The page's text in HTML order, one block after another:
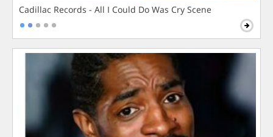
Cadillac Records - All I Could Do Was Cry Scene